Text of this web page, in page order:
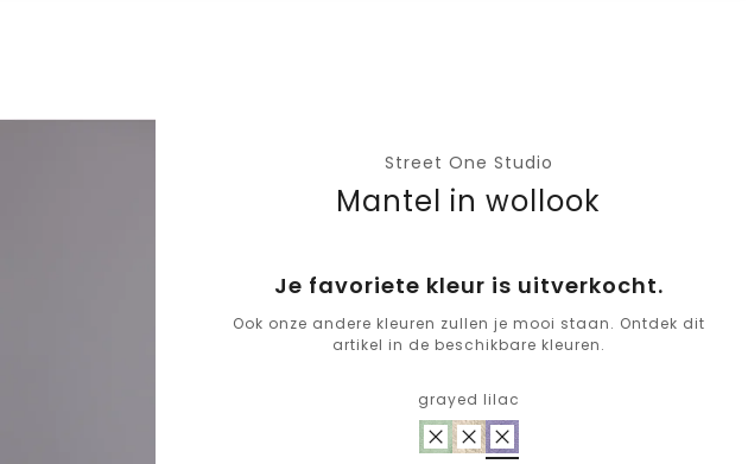
Street One Studio
Mantel in wollook
Je favoriete kleur is uitverkocht.
Ook onze andere kleuren zullen je mooi staan. Ontdek dit
artikel in de beschikbare kleuren.
grayed lilac